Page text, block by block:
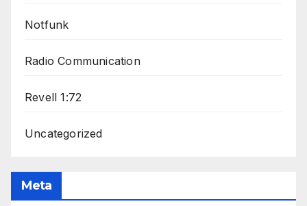
Notfunk
Radio Communication
Revell 1:72
Uncategorized
Meta